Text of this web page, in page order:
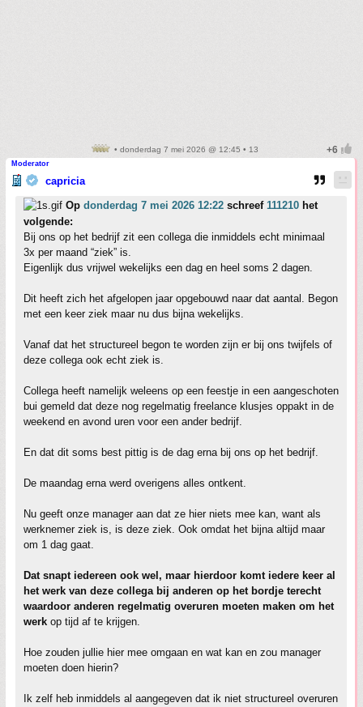
• donderdag 7 mei 2026 @ 12:45 • 13
Moderator
capricia
Op donderdag 7 mei 2026 12:22 schreef 111210 het
volgende:
Bij ons op het bedrijf zit een collega die inmiddels echt minimaal
3x per maand “ziek” is.
Eigenlijk dus vrijwel wekelijks een dag en heel soms 2 dagen.
Dit heeft zich het afgelopen jaar opgebouwd naar dat aantal. Begon
met een keer ziek maar nu dus bijna wekelijks.
Vanaf dat het structureel begon te worden zijn er bij ons twijfels of
deze collega ook echt ziek is.
Collega heeft namelijk weleens op een feestje in een aangeschoten
bui gemeld dat deze nog regelmatig freelance klusjes oppakt in de
weekend en avond uren voor een ander bedrijf.
En dat dit soms best pittig is de dag erna bij ons op het bedrijf.
De maandag erna werd overigens alles ontkent.
Nu geeft onze manager aan dat ze hier niets mee kan, want als
werknemer ziek is, is deze ziek. Ook omdat het bijna altijd maar
om 1 dag gaat.
Dat snapt iedereen ook wel, maar hierdoor komt iedere keer al
het werk van deze collega bij anderen op het bordje terecht
waardoor anderen regelmatig overuren moeten maken om het
werk op tijd af te krijgen.
Hoe zouden jullie hier mee omgaan en wat kan en zou manager
moeten doen hierin?
Ik zelf heb inmiddels al aangegeven dat ik niet structureel overuren